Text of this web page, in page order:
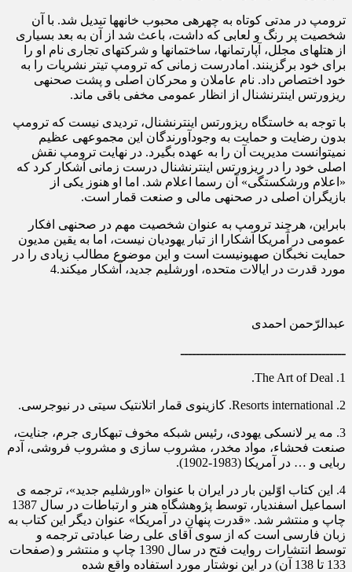
ترومپ در مدتی کوتاه به چهره‎ی محبوب خانه‎ها تبدیل شد. با آن
شخصیت پر رنگ و لعابی که داشت، باعث شد از آن به بعد بسیاری
از هتل‎ها‎ی مجلل، آپارتمان‎ها، ساختمان‎ها و شرکت‎های تجاری نام او را
برای خود برگزینند. امادرست زمانی که ترومپ تیتر نشریات را به
خود اختصاص داد. نام عاملان و محرکان اصلی و پشت صحنه‎ی
ریزورتس اینترنشنال از انظار عمومی مخفی باقی ماند.
با توجه به خاستگاه ریزورتس اینترنشنال، تردیدی نیست که ترومپ
بدون رضایت و حمایت به وجودآورندگان این مجموعه‎ی عظیم
نمی‎توانست مدیریت آن را به عهده بگیرد. در نهایت ترومپ نقش
اصلی خود را در ریزورتس اینترنشنال درست زمانی آشکار کرد که
«اعلام ورشکستگی» آن رسما اعلام شد. اما او هنوز یکی از
بازیگران اصلی در صحنه‎ی مالی و صنعت قمار است.
بابراین، هرچند ترومپ به عنوان شخصیت مهم در صحنه‎ی افکار
عمومی در آمریکا آشکارا از تبار یهودیان نیست، اما به یقین مدیون
حمایت نخبگان صهیونیست است و این موضوع مطالب زیادی را در
مورد قدرت در ایالات متحده، اورشلیم جدید، آشکار می‎کند.4
عبدالرّحمن احمدی
ــــــــــــــــــــــــــــــــــــــــــ
1. The Art of Deal.
2. Resorts international. کازینوی قمار اتلانتیک سیتی در نیوجرسی.
3. مه یر لانسکی یهودی، رئیس شبکه مخوف تبهکاری جرم، جنایت،
صنعت فحشاء، مواد مخدر، مشروب سازی و مشروب فروشی، آدم
ربایی و … در آمریکا (1983-1902).
4. این کتاب اوّلین بار در ایران با عنوان «اورشلیم جدید»، ترجمه ی
اسماعیل اسفندیار، توسط پژوهشگاه هنر و ارتباطات در سال 1387
چاپ و منتشر شد. «قدرت پنهان در آمریکا» عنوان دیگر این کتاب به
زبان فارسی است که از سوی آقای علی رضا عبادتی ترجمه و
توسط انتشارات روایت فتح در سال 1390 چاپ و منتشر و (صفحات
133 تا 138 آن) در این نوشتار مورد استفاده واقع شده